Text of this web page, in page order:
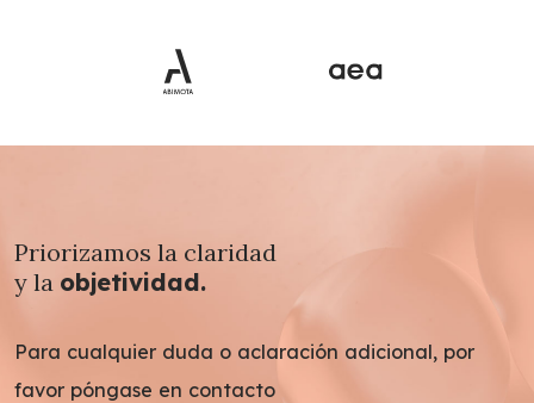
Priorizamos la claridad
y la objetividad.
Para cualquier duda o aclaración adicional, por
favor póngase en contacto